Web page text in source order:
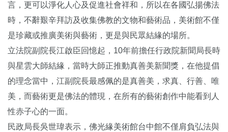
言，更可以淨化人心及促進社會祥和，所以在各國弘揚佛法
時，不辭艱辛拜訪及收集佛教的文物和藝術品，美術館不僅
是珍藏或推廣美術與藝術，更是與民眾結緣的場所。
立法院副院長江啟臣回憶起，10年前擔任行政院新聞局長時
與星雲大師結緣，當時大師正推動真善美新聞獎，在他提倡
的理念當中，江副院長最感佩的是真善美，求真、行善、唯
美，而藝術更是佛法的體現，在所有的藝術創作中能看到人
性赤子心的一面。
民政局長吳世瑋表示，佛光緣美術館台中館不僅肩負弘法與